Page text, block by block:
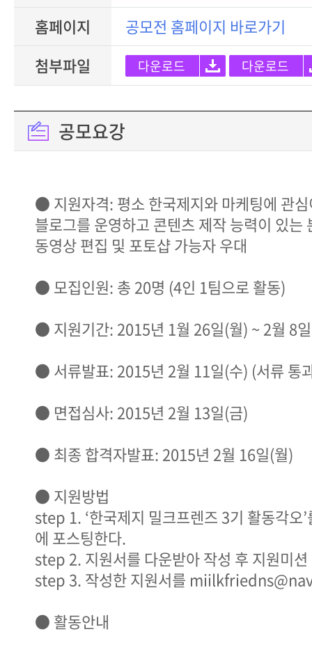
홈페이지
공모전 홈페이지 바로가기
첨부파일
다운로드 다운로드
공모요강
● 지원자격: 평소 한국제지와 마케팅에 관
블로그를 운영하고 콘텐츠 제작 능력이 있는
동영상 편집 및 포토샵 가능자 우대
● 모집인원: 총 20명 (4인 1팀으로 활동)
● 지원기간: 2015년 1월 26일(월) ~ 2월 8
● 서류발표: 2015년 2월 11일(수) (서류 통
● 면접심사: 2015년 2월 13일(금)
● 최종 합격자발표: 2015년 2월 16일(월)
● 지원방법
step 1. ‘한국제지 밀크프렌즈 3기 활동각오
에 포스팅한다.
step 2. 지원서를 다운받아 작성 후 지원미
step 3. 작성한 지원서를
● 활동안내